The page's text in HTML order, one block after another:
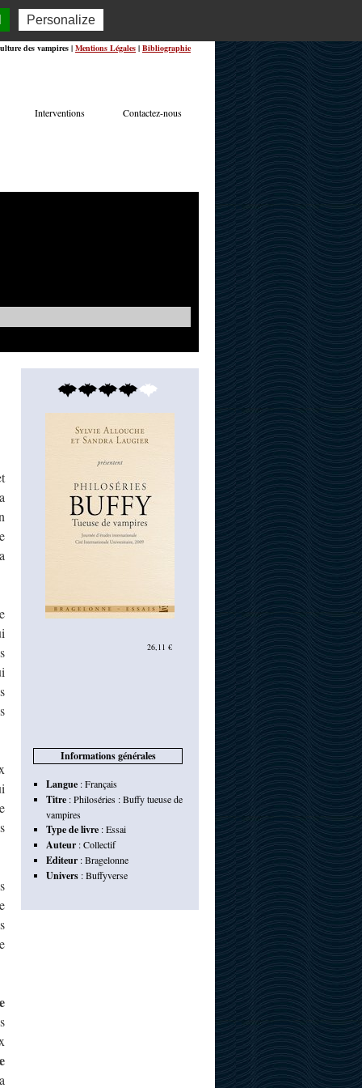
des vampires | Mentions Légales | Bibliographie
Interventions Contactez-nous
26,11 €
Informations générales
Langue:Français
Titre:Philoséries : Buffy tueuse de
vampires
Type de livre:Essai
Auteur:Collectif
Editeur:Bragelonne
Univers:Buffyverse
Personalize